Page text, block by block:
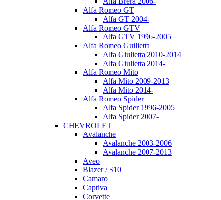
Alfa Romeo GT
Alfa GT 2004-
Alfa Romeo GTV
Alfa GTV 1996-2005
Alfa Romeo Guilietta
Alfa Giulietta 2010-2014
Alfa Giulietta 2014-
Alfa Romeo Mito
Alfa Mito 2009-2013
Alfa Mito 2014-
Alfa Romeo Spider
Alfa Spider 1996-2005
Alfa Spider 2007-
CHEVROLET
Avalanche
Avalanche 2003-2006
Avalanche 2007-2013
Aveo
Blazer / S10
Camaro
Captiva
Corvette